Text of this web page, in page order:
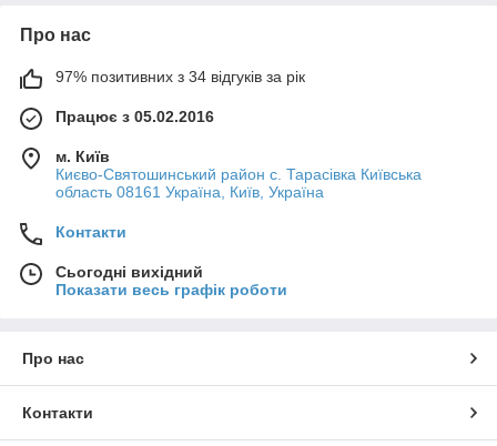
Про нас
97% позитивних з 34 відгуків за рік
Працює з 05.02.2016
м. Київ
Києво-Святошинський район с. Тарасівка Київська
область 08161 Україна, Київ, Україна
Контакти
Сьогодні вихідний
Показати весь графік роботи
Про нас
Контакти